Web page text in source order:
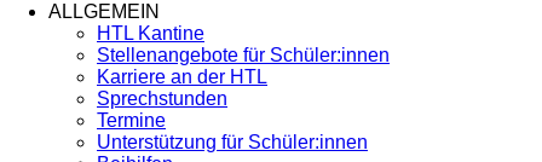
ALLGEMEIN
HTL Kantine
Stellenangebote für Schüler:innen
Karriere an der HTL
Sprechstunden
Termine
Unterstützung für Schüler:innen